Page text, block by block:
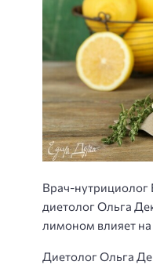
Врач-нутрициолог
диетолог Ольга
лимоном влияет
Диетолог Ольга